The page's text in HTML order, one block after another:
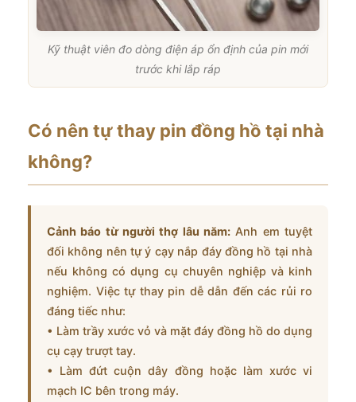
Kỹ thuật viên đo dòng điện áp ổn định của pin mới
trước khi lắp ráp
Có nên tự thay pin đồng hồ tại nhà
không?
Cảnh báo từ người thợ lâu năm: Anh em tuyệt
đối không nên tự ý cạy nắp đáy đồng hồ tại nhà
nếu không có dụng cụ chuyên nghiệp và kinh
nghiệm. Việc tự thay pin dễ dẫn đến các rủi ro
đáng tiếc như:
• Làm trầy xước vỏ và mặt đáy đồng hồ do dụng
cụ cạy trượt tay.
• Làm đứt cuộn dây đồng hoặc làm xước vi
mạch IC bên trong máy.